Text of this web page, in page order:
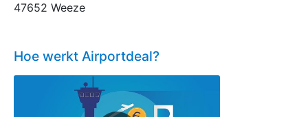
47652 Weeze
Hoe werkt Airportdeal?